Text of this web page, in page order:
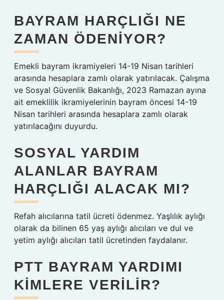
BAYRAM HARÇLIĞI NE
ZAMAN ÖDENIYOR?
Emekli bayram ikramiyeleri 14-19 Nisan tarihleri ​​
arasında hesaplara zamlı olarak yatırılacak. Çalışma
ve Sosyal Güvenlik Bakanlığı, 2023 Ramazan ayına
ait emeklilik ikramiyelerinin bayram öncesi 14-19
Nisan tarihleri ​​arasında hesaplara zamlı olarak
yatırılacağını duyurdu.
SOSYAL YARDIM
ALANLAR BAYRAM
HARÇLIĞI ALACAK MI?
Refah alıcılarına tatil ücreti ödenmez. Yaşlılık aylığı
olarak da bilinen 65 yaş aylığı alıcıları ve dul ve
yetim aylığı alıcıları tatil ücretinden faydalanır.
PTT BAYRAM YARDIMI
KIMLERE VERILIR?